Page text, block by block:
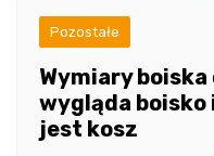
Pozostałe
Wymiary
wygląda boisko
jest kosz